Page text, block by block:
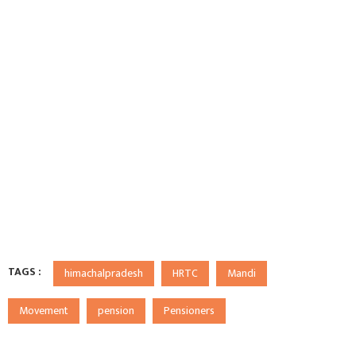
TAGS : himachalpradesh HRTC Mandi
Movement pension Pensioners